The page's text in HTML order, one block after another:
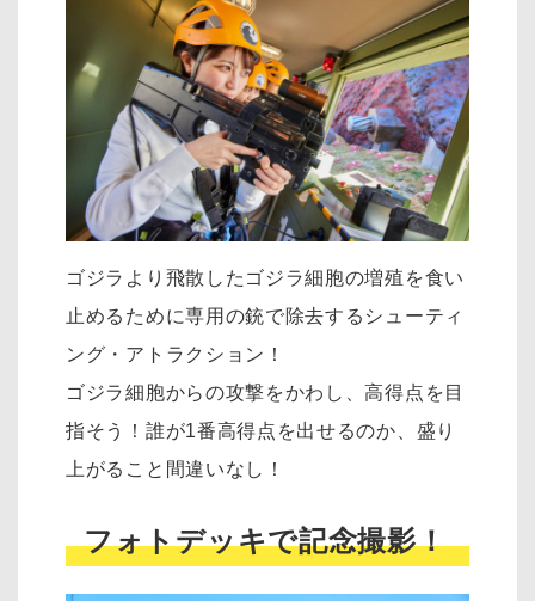
ゴジラより飛散したゴジラ細胞の増殖を食い
止めるために専用の銃で除去するシューティ
ング・アトラクション！
ゴジラ細胞からの攻撃をかわし、高得点を目
指そう！誰が1番高得点を出せるのか、盛り
上がること間違いなし！
フォトデッキで記念撮影！